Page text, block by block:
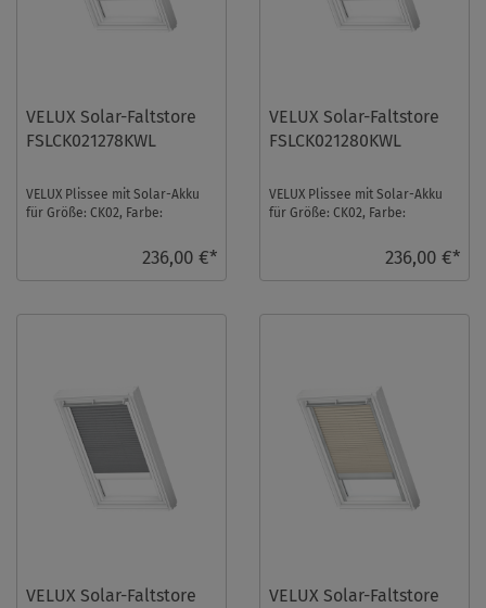
VELUX Solar-Faltstore
FSLCK021278KWL
VELUX Plissee mit Solar-Akku
für Größe: CK02, Farbe:
236,00 €*
VELUX Solar-Faltstore
FSLCK021280KWL
VELUX Plissee mit Solar-Akku
für Größe: CK02, Farbe:
236,00 €*
VELUX Solar-Faltstore
VELUX Solar-Faltstore